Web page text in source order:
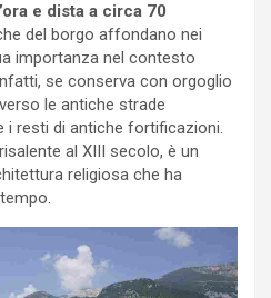
e dista a circa 70
del borgo affondano nei
importanza nel contesto
se conserva con orgoglio
le antiche strade
i resti di antiche fortificazioni.
al XIII secolo, è un
religiosa che ha